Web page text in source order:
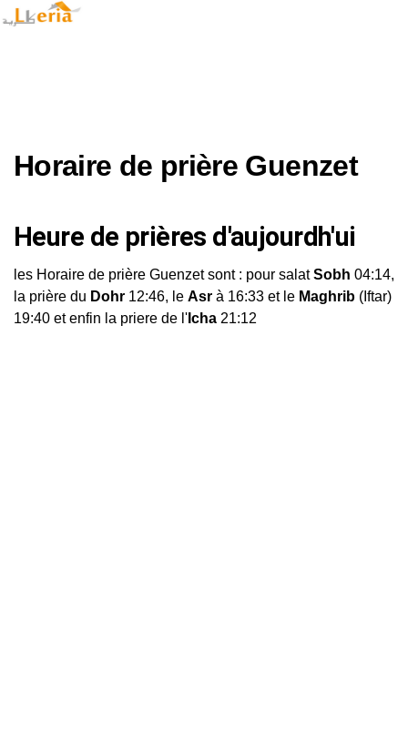
Horaire de prière Guenzet
Heure de prières d'aujourdh'ui
les Horaire de prière Guenzet sont : pour salatSobh 04:14,
la prière du Dohr 12:46, le Asr à 16:33 et le Maghrib (Iftar)
19:40 et enfin la priere de l' Icha 21:12